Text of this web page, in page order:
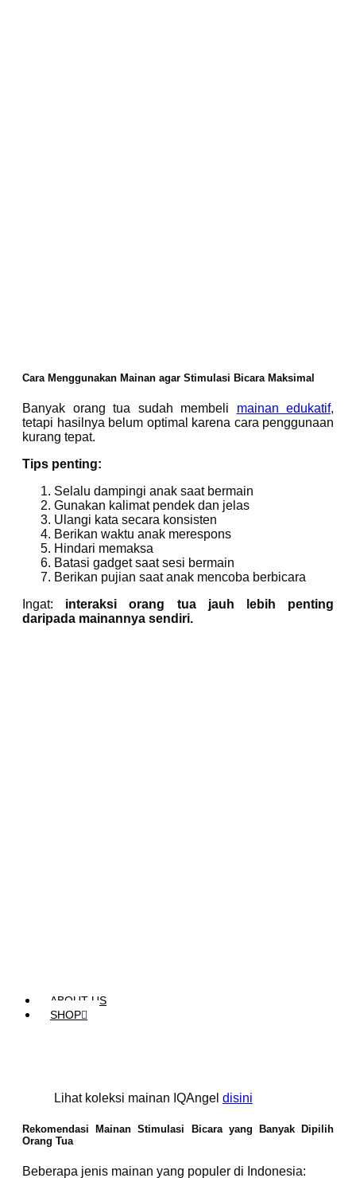
ABOUT US
SHOP
Cara Menggunakan Mainan agar Stimulasi Bicara Maksimal
Banyak orang tua sudah membeli mainan edukatif,
tetapi hasilnya belum optimal karena cara penggunaan
kurang tepat.
Tips penting:
Selalu dampingi anak saat bermain
Gunakan kalimat pendek dan jelas
Ulangi kata secara konsisten
Berikan waktu anak merespons
Hindari memaksa
Batasi gadget saat sesi bermain
Berikan pujian saat anak mencoba berbicara
Ingat: interaksi orang tua jauh lebih penting
daripada mainannya sendiri.
Lihat koleksi mainan IQAngel disini
Rekomendasi Mainan Stimulasi Bicara yang Banyak Dipilih
Orang Tua
Beberapa jenis mainan yang populer di Indonesia: